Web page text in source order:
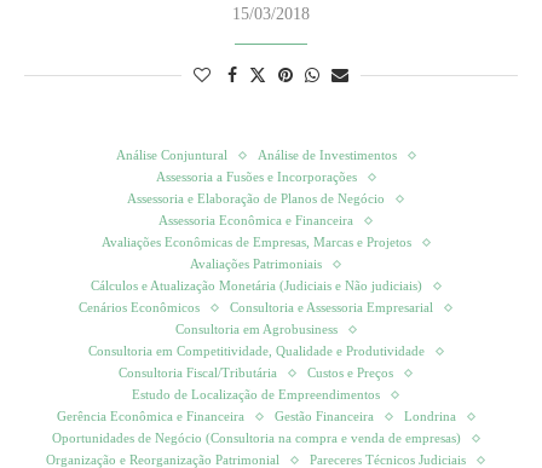
15/03/2018
Análise Conjuntural
Análise de Investimentos
Assessoria a Fusões e Incorporações
Assessoria e Elaboração de Planos de Negócio
Assessoria Econômica e Financeira
Avaliações Econômicas de Empresas, Marcas e Projetos
Avaliações Patrimoniais
Cálculos e Atualização Monetária (Judiciais e Não judiciais)
Cenários Econômicos
Consultoria e Assessoria Empresarial
Consultoria em Agrobusiness
Consultoria em Competitividade, Qualidade e Produtividade
Consultoria Fiscal/Tributária
Custos e Preços
Estudo de Localização de Empreendimentos
Gerência Econômica e Financeira
Gestão Financeira
Londrina
Oportunidades de Negócio (Consultoria na compra e venda de empresas)
Organização e Reorganização Patrimonial
Pareceres Técnicos Judiciais